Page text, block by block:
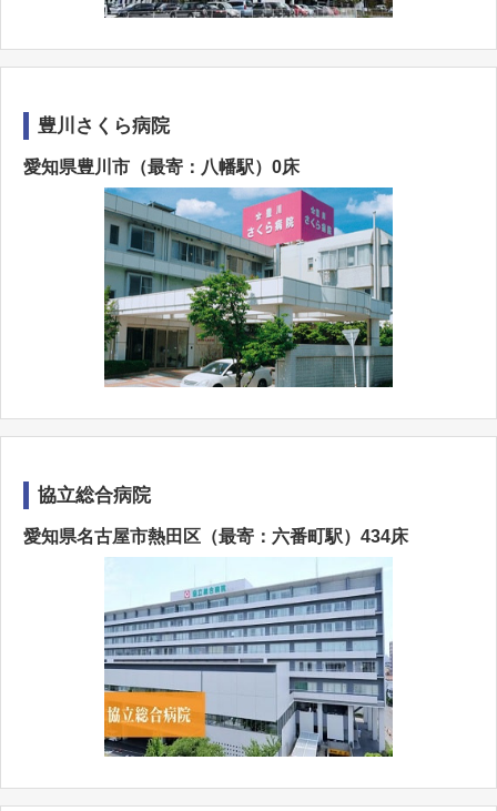
豊川さくら病院
愛知県豊川市（最寄：八幡駅）0床
協立総合病院
愛知県名古屋市熱田区（最寄：六番町駅）434床